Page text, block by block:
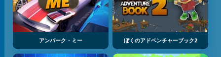
アンパーク・ミー ぼくのアドベンチャーブック2